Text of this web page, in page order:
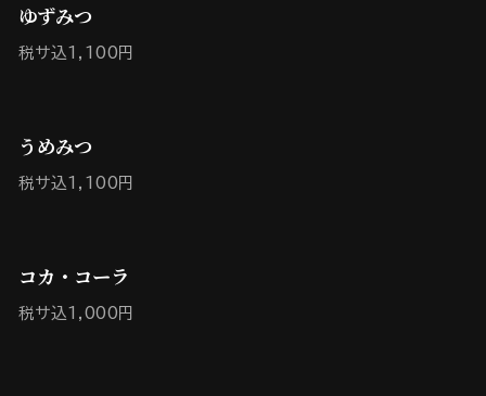
ゆずみつ
税サ込1,100円
うめみつ
税サ込1,100円
コカ・コーラ
税サ込1,000円